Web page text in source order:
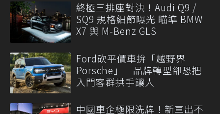
終極三排座對決！Audi Q9 /
SQ9 規格細節曝光 瞄準 BMW
X7 與 M-Benz GLS
Ford砍平價車拚「越野界
Porsche」 品牌轉型卻恐把
入門客群拱手讓人
中國車企極限洗牌！新車出不